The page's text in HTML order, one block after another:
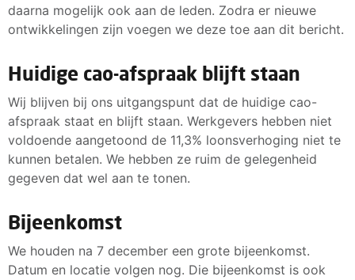
daarna mogelijk ook aan de leden. Zodra er nieuwe
ontwikkelingen zijn voegen we deze toe aan dit bericht.
Huidige cao-afspraak blijft staan
Wij blijven bij ons uitgangspunt dat de huidige cao-
afspraak staat en blijft staan. Werkgevers hebben niet
voldoende aangetoond de 11,3% loonsverhoging niet te
kunnen betalen. We hebben ze ruim de gelegenheid
gegeven dat wel aan te tonen.
Bijeenkomst
We houden na 7 december een grote bijeenkomst.
Datum en locatie volgen nog. Die bijeenkomst is ook